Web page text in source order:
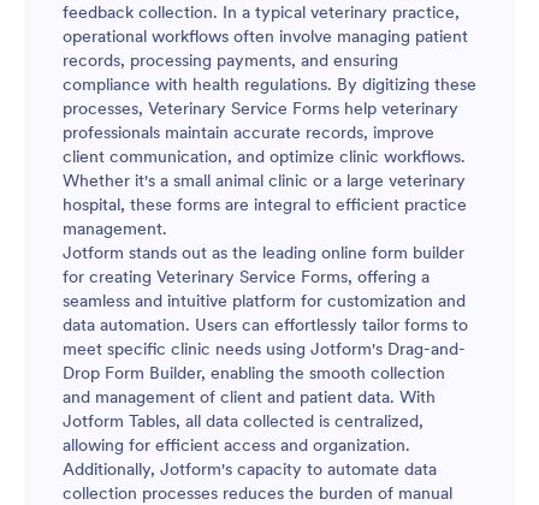
feedback collection. In a typical veterinary practice,
operational workflows often involve managing patient
records, processing payments, and ensuring
compliance with health regulations. By digitizing these
processes, Veterinary Service Forms help veterinary
professionals maintain accurate records, improve
client communication, and optimize clinic workflows.
Whether it's a small animal clinic or a large veterinary
hospital, these forms are integral to efficient practice
management.
Jotform stands out as the leading online form builder
for creating Veterinary Service Forms, offering a
seamless and intuitive platform for customization and
data automation. Users can effortlessly tailor forms to
meet specific clinic needs using Jotform's Drag-and-
Drop Form Builder, enabling the smooth collection
and management of client and patient data. With
Jotform Tables, all data collected is centralized,
allowing for efficient access and organization.
Additionally, Jotform's capacity to automate data
collection processes reduces the burden of manual